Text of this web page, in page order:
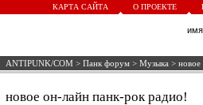
КАРТА САЙТА О ПРОЕКТЕ
ANTIPUNK/COM > Панк форум > Музыка >
новое он-лайн панк-рок радио!